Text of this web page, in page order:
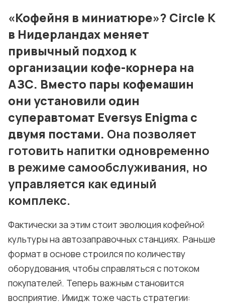
Видео
Условия использования материалов
Политика конфиденциальности и cookie
«Кофейня в миниатюре»? Circle K
в Нидерландах меняет
привычный подход к
организации кофе-корнера на
АЗС. Вместо пары кофемашин
они установили один
суперавтомат Eversys Enigma с
двумя постами. Она позволяет
готовить напитки одновременно
в режиме самообслуживания, но
управляется как единый
комплекс.
Фактически за этим стоит эволюция кофейной
культуры на автозаправочных станциях. Раньше
формат в основе строился по количеству
оборудования, чтобы справляться с потоком
покупателей. Теперь важным становится
восприятие. Имидж тоже часть стратегии: